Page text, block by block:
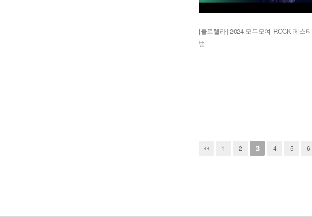
[클로렐라] 2024 모두모여 ROCK 페스티
벌
1 2 3 4 5 6